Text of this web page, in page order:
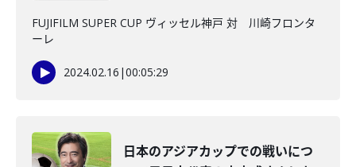
FUJIFILM SUPER CUP ヴィッセル神戸 対 川崎フロンタ
ーレ
2024.02.16 |00:05:29
日本のアジアカップでの戦いにつ